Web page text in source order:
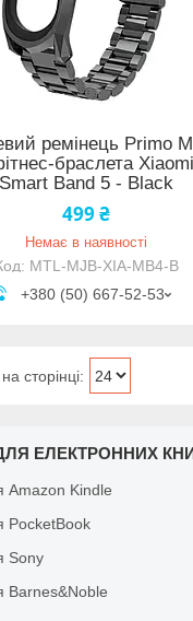
ремінець Primo
браслета
Smart Band 5 - Black
499 ₴
Немає в наявності
MTL-MJB-XIA-MB4-B
+380 (50) 667-52-53
ЕЛЕКТРОННИХ
Amazon Kindle
PocketBook
Sony
Barnes&Noble